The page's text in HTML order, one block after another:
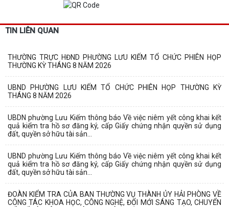
TIN LIÊN QUAN
THƯỜNG TRỰC HĐND PHƯỜNG LƯU KIẾM TỔ CHỨC PHIÊN HỌP
THƯỜNG KỲ THÁNG 8 NĂM 2026
UBND PHƯỜNG LƯU KIẾM TỔ CHỨC PHIÊN HỌP THƯỜNG KỲ
THÁNG 8 NĂM 2026
UBDN phường Lưu Kiếm thông báo Về việc niêm yết công khai kết
quả kiểm tra hồ sơ đăng ký, cấp Giấy chứng nhận quyền sử dụng
đất, quyền sở hữu tài sản...
UBND phường Lưu Kiếm thông báo Về việc niêm yết công khai kết
quả kiểm tra hồ sơ đăng ký, cấp Giấy chứng nhận quyền sử dụng
đất, quyền sở hữu tài sản...
ĐOÀN KIỂM TRA CỦA BAN THƯỜNG VỤ THÀNH ỦY HẢI PHÒNG VỀ
CÔNG TÁC KHOA HỌC, CÔNG NGHỆ, ĐỔI MỚI SÁNG TẠO, CHUYỂN